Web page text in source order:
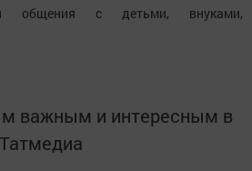
общения с детьми, внуками,
важным и интересным в
Татмедиа